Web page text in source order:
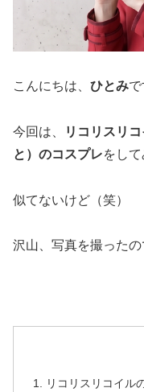
こんにちは、 ひとみで
今回は、
リコリスリ
と）のコスプレをして
似てないけど（笑）
沢山、写真を撮ったの
リコリスリコイル